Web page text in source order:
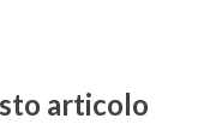
articolo